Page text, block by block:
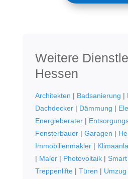
Weitere
Hessen
Architekten | Badsanierung |
Dachdecker| Dämmung |
Energieberater|
Fensterbauer| Garagen |
Immobilienmakler|
| Maler| Photovoltaik|
Treppenlifte| Türen | Umzug